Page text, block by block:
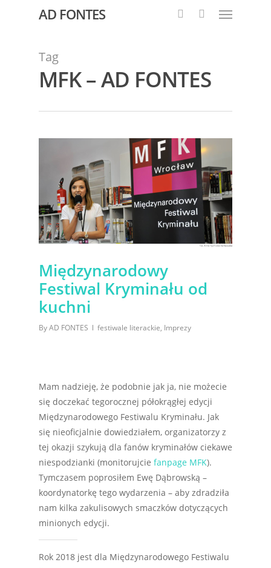
AD FONTES
Tag
MFK – AD FONTES
Międzynarodowy
Festiwal Kryminału od
kuchni
ByAD FONTES festiwale literackie, Imprezy
Mam nadzieję, że podobnie jak ja, nie możecie
się doczekać tegorocznej półokrągłej edycji
Międzynarodowego Festiwalu Kryminału. Jak
się nieoficjalnie dowiedziałem, organizatorzy z
tej okazji szykują dla fanów kryminałów ciekawe
niespodzianki (monitorujcie fanpage MFK).
Tymczasem poprosiłem Ewę Dąbrowską –
koordynatorkę tego wydarzenia – aby zdradziła
nam kilka zakulisowych smaczków dotyczących
minionych edycji.
Rok 2018 jest dla Międzynarodowego Festiwalu